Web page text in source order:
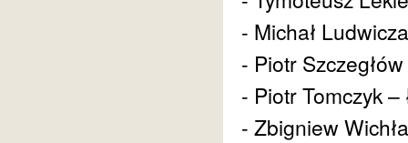
- Michał
- Piotr
- Piotr Tomczyk –
- Zbigniew